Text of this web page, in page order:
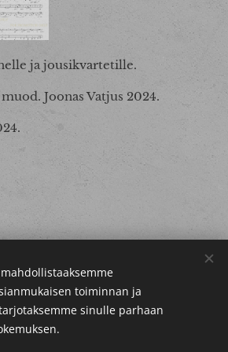
ja jousikvartetille.
Joonas Vatjus 2024.
© LPVatjus Evästeet
toiminnan ja
sinulle parhaan